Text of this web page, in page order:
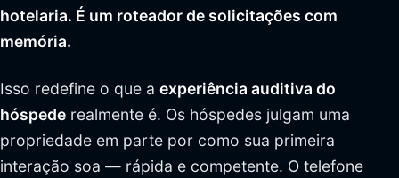
hotelaria. É um roteador de solicitações com
memória.
Isso redefine o que a experiência auditiva do
hóspede realmente é. Os hóspedes julgam uma
propriedade em parte por como sua primeira
interação soa — rápida e competente. O telefone